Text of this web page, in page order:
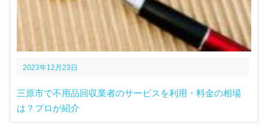
2023年12月23日
三原市で不用品回収業者のサービスを利用・料金の相場
は？プロが紹介